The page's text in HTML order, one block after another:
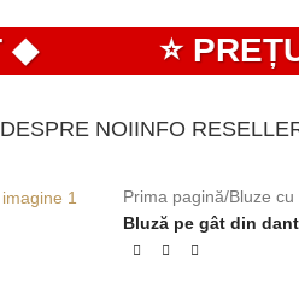
⭐
DESPRE NOIINFO
Prima pagină/Bluze cu
Bluză pe gât din